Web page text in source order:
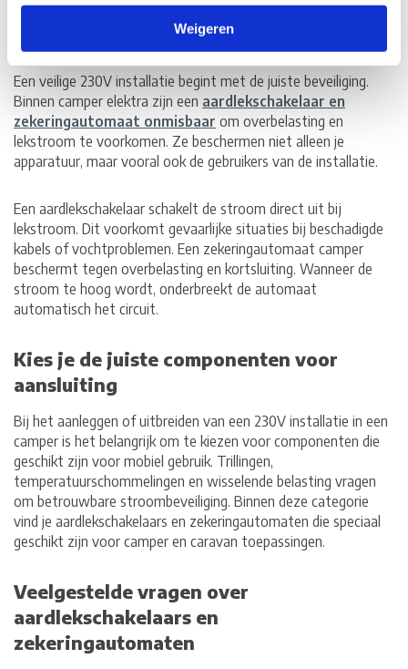
Weigeren
Aardlekschakelaar en zekeringautomaat
voor camper elektra
Een veilige 230V installatie begint met de juiste beveiliging.
Binnen camper elektra zijn een aardlekschakelaar en
zekeringautomaat onmisbaar om overbelasting en
lekstroom te voorkomen. Ze beschermen niet alleen je
apparatuur, maar vooral ook de gebruikers van de installatie.
Een aardlekschakelaar schakelt de stroom direct uit bij
lekstroom. Dit voorkomt gevaarlijke situaties bij beschadigde
kabels of vochtproblemen. Een zekeringautomaat camper
beschermt tegen overbelasting en kortsluiting. Wanneer de
stroom te hoog wordt, onderbreekt de automaat
automatisch het circuit.
Kies je de juiste componenten voor
aansluiting
Bij het aanleggen of uitbreiden van een 230V installatie in een
camper is het belangrijk om te kiezen voor componenten die
geschikt zijn voor mobiel gebruik. Trillingen,
temperatuurschommelingen en wisselende belasting vragen
om betrouwbare stroombeveiliging. Binnen deze categorie
vind je aardlekschakelaars en zekeringautomaten die speciaal
geschikt zijn voor camper en caravan toepassingen.
Veelgestelde vragen over
aardlekschakelaars en
zekeringautomaten